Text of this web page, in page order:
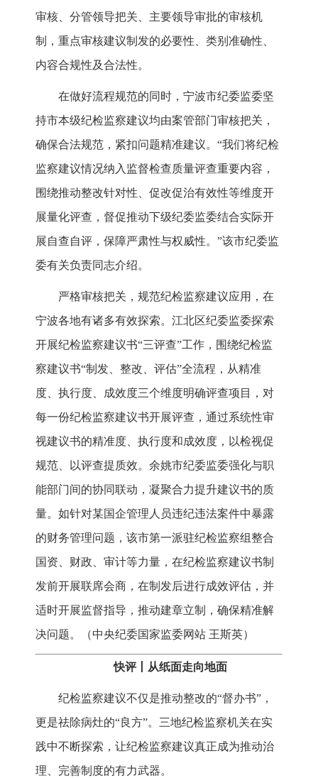
审核、分管领导把关、主要领导审批的审核机
制，重点审核建议制发的必要性、类别准确性、
内容合规性及合法性。
在做好流程规范的同时，宁波市纪委监委坚
持市本级纪检监察建议均由案管部门审核把关，
确保合法规范，紧扣问题精准建议。“我们将纪检
监察建议情况纳入监督检查质量评查重要内容，
围绕推动整改针对性、促改促治有效性等维度开
展量化评查，督促推动下级纪委监委结合实际开
展自查自评，保障严肃性与权威性。”该市纪委监
委有关负责同志介绍。
严格审核把关，规范纪检监察建议应用，在
宁波各地有诸多有效探索。江北区纪委监委探索
开展纪检监察建议书“三评查”工作，围绕纪检监
察建议书“制发、整改、评估”全流程，从精准
度、执行度、成效度三个维度明确评查项目，对
每一份纪检监察建议书开展评查，通过系统性审
视建议书的精准度、执行度和成效度，以检视促
规范、以评查提质效。余姚市纪委监委强化与职
能部门间的协同联动，凝聚合力提升建议书的质
量。如针对某国企管理人员违纪违法案件中暴露
的财务管理问题，该市第一派驻纪检监察组整合
国资、财政、审计等力量，在纪检监察建议书制
发前开展联席会商，在制发后进行成效评估，并
适时开展监督指导，推动建章立制，确保精准解
决问题。（中央纪委国家监委网站 王斯英）
快评丨从纸面走向地面
纪检监察建议不仅是推动整改的“督办书”，
更是祛除病灶的“良方”。三地纪检监察机关在实
践中不断探索，让纪检监察建议真正成为推动治
理、完善制度的有力武器。